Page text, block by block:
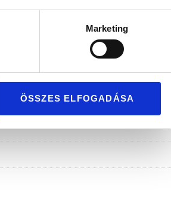
Marketing
ÖSSZES ELFOGADÁSA